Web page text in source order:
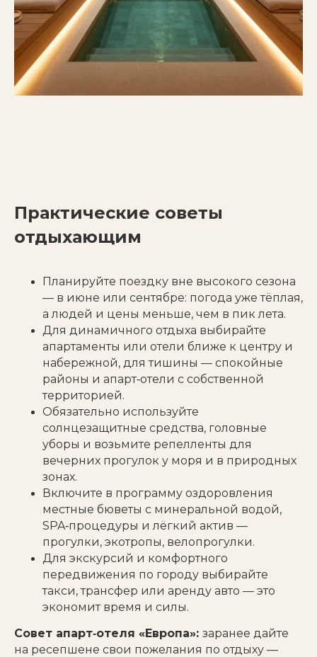
Практические советы
отдыхающим
Планируйте поездку вне высокого сезона
— в июне или сентябре: погода уже тёплая,
а людей и цены меньше, чем в пик лета.
Для динамичного отдыха выбирайте
апартаменты или отели ближе к центру и
набережной, для тишины — спокойные
районы и апарт‑отели с собственной
территорией.
Обязательно используйте
солнцезащитные средства, головные
уборы и возьмите репелленты для
вечерних прогулок у моря и в природных
зонах.​
Включите в программу оздоровления
местные бюветы с минеральной водой,
SPA‑процедуры и лёгкий актив —
прогулки, экотропы, велопрогулки.
Для экскурсий и комфортного
передвижения по городу выбирайте
такси, трансфер или аренду авто — это
экономит время и силы.​
Совет апарт‑отеля «Европа»: заранее дайте
на ресепшене свои пожелания по отдыху —